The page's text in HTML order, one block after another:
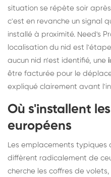
situation se répète soir
c'est en revanche un signal
installé à proximité. Need's
localisation du nid est
aucun nid n'est identifié, une
être facturée pour le
expliqué clairement avant
Où s'installent
européens
Les emplacements typiques
diffèrent radicalement de
cherche les coffres de